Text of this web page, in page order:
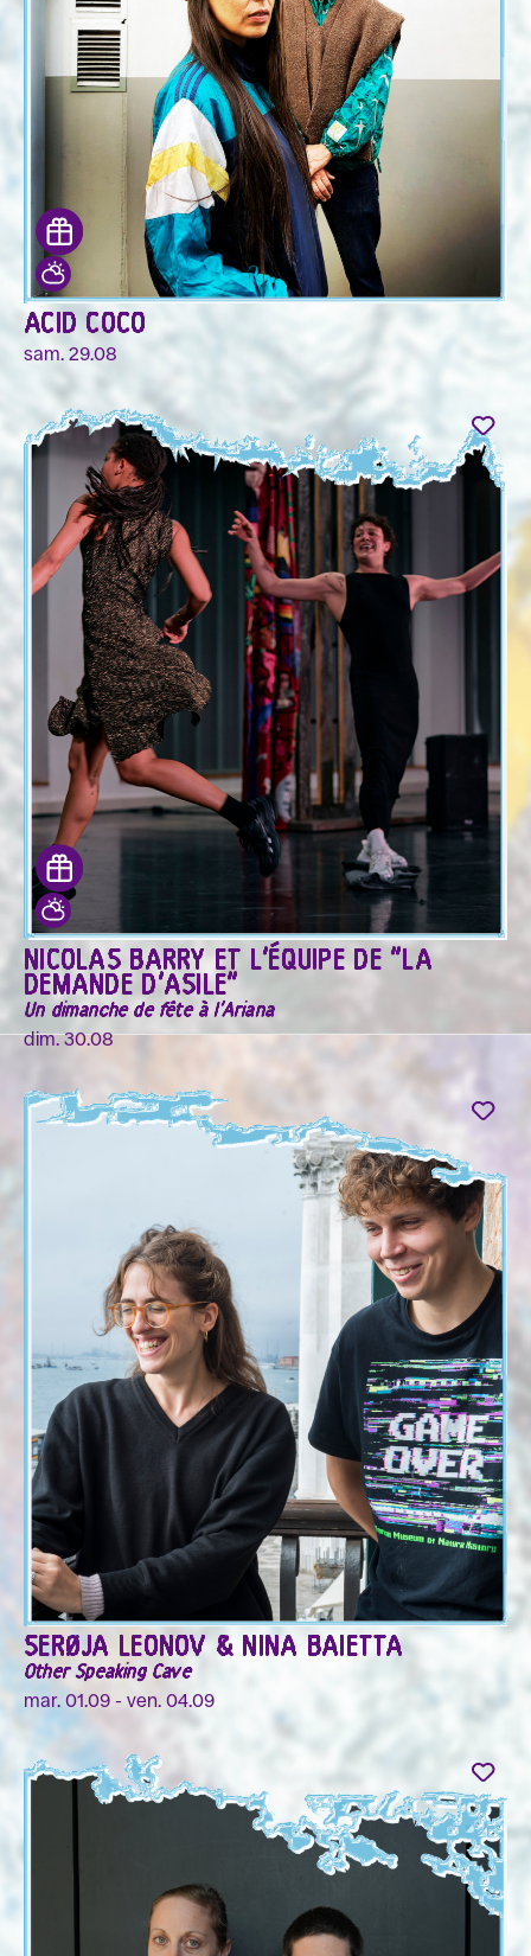
ACID COCO
sam. 29.08
NICOLAS BARRY ET L'ÉQUIPE DE "LA
DEMANDE D'ASILE"
Un dimanche de fête à l'Ariana
dim. 30.08
SERØJA LEONOV & NINA BAIETTA
Other Speaking Cave
mar. 01.09 - ven. 04.09